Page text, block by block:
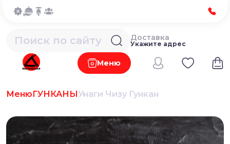
Меню
Доставка
Укажите адрес
МенюГУНКАНЫУнаги Чизу Гункан